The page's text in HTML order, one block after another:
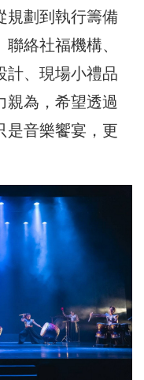
規劃到執行籌備
絡社福機構、
計、現場小禮品
親為，希望透過
是音樂饗宴，更